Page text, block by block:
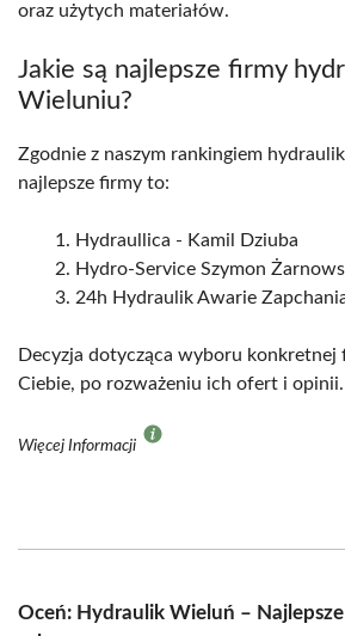
oraz użytych materiałów.
Jakie są najlepsze firmy
Wieluniu?
Zgodnie z naszym rankingiem
najlepsze firmy to:
Hydraullica - Kamil Dziuba
Hydro-Service Szymon
24h Hydraulik Awarie
Decyzja dotycząca wyboru konkretnej
Ciebie, po rozważeniu ich ofert i opinii.
Więcej Informacji
Oceń: Hydraulik Wieluń –